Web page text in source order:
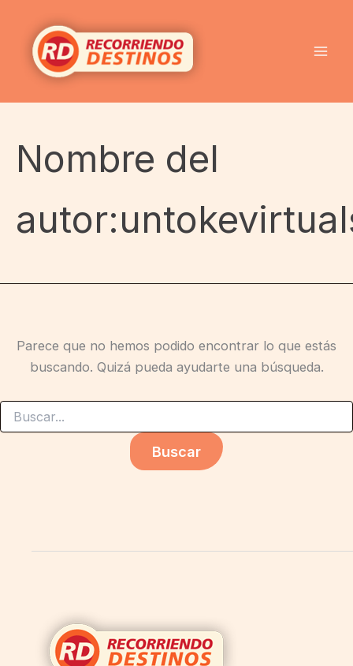
contenido
Nombre del
Parece que no hemos podido encontrar lo que estás
buscando. Quizá pueda ayudarte una búsqueda.